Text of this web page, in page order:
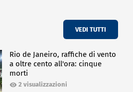
VEDI TUTTI
Rio de Janeiro, raffiche di vento
a oltre cento all'ora: cinque
morti
2 visualizzazioni